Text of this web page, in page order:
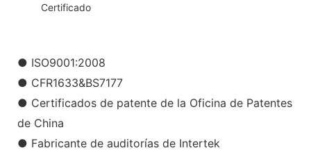
Certificado
● ISO9001:2008
● CFR1633&BS7177
● Certificados de patente de la Oficina de Patentes
de China
● Fabricante de auditorías de Intertek